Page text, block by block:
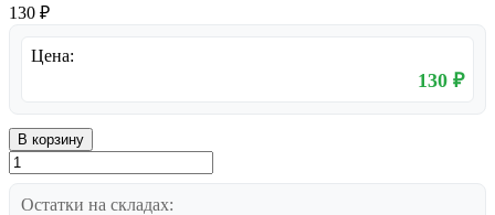
130 ₽
Цена:
130 ₽
В корзину
Остатки на складах: